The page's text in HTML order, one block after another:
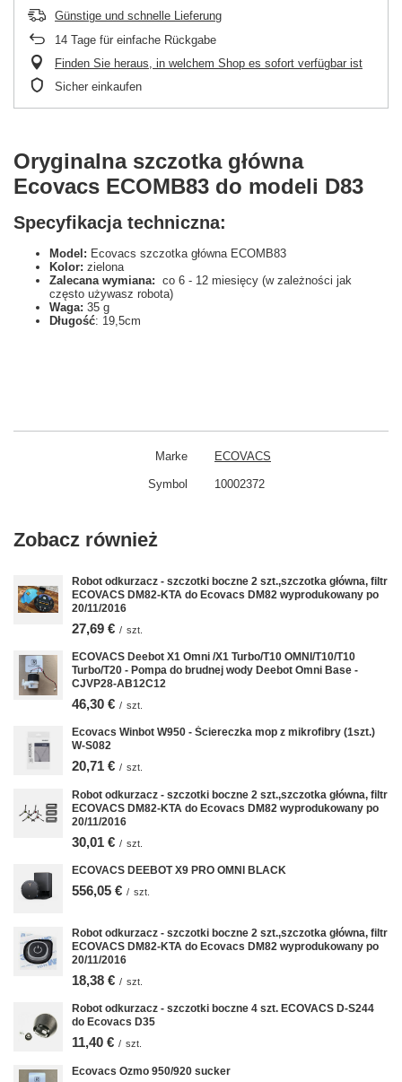
Günstige und schnelle Lieferung
14 Tage für einfache Rückgabe
Finden Sie heraus, in welchem Shop es sofort verfügbar ist
Sicher einkaufen
Oryginalna szczotka główna
Ecovacs ECOMB83 do modeli D83
Specyfikacja techniczna:
Model: Ecovacs szczotka główna ECOMB83
Kolor: zielona
Zalecana wymiana: co 6 - 12 miesięcy (w zależności jak
często używasz robota)
Waga: 35 g
Długość: 19,5cm
Marke ECOVACS
Symbol 10002372
Zobacz również
Robot odkurzacz - szczotki boczne 2 szt.,szczotka główna, filtr
ECOVACS DM82-KTA do Ecovacs DM82 wyprodukowany po
20/11/2016
27,69 € / szt.
ECOVACS Deebot X1 Omni /X1 Turbo/T10 OMNI/T10/T10
Turbo/T20 - Pompa do brudnej wody Deebot Omni Base -
CJVP28-AB12C12
46,30 € / szt.
Ecovacs Winbot W950 - Ściereczka mop z mikrofibry (1szt.)
W-S082
20,71 € / szt.
Robot odkurzacz - szczotki boczne 2 szt.,szczotka główna, filtr
ECOVACS DM82-KTA do Ecovacs DM82 wyprodukowany po
20/11/2016
30,01 € / szt.
ECOVACS DEEBOT X9 PRO OMNI BLACK
556,05 € / szt.
Robot odkurzacz - szczotki boczne 2 szt.,szczotka główna, filtr
ECOVACS DM82-KTA do Ecovacs DM82 wyprodukowany po
20/11/2016
18,38 € / szt.
Robot odkurzacz - szczotki boczne 4 szt. ECOVACS D-S244
do Ecovacs D35
11,40 € / szt.
Ecovacs Ozmo 950/920 sucker